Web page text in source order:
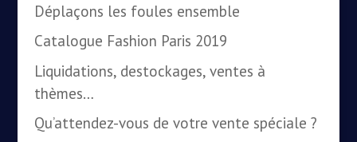
Déplaçons les foules ensemble
Catalogue Fashion Paris 2019
Liquidations, destockages, ventes à
thèmes…
Qu’attendez-vous de votre vente spéciale ?